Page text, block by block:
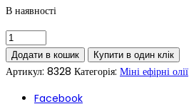
В наявності
Додати в кошик Купити в один клік
Артикул: 8328 Категорія: Міні ефірні олії
Facebook